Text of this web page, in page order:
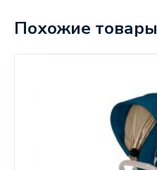
Похожие товары